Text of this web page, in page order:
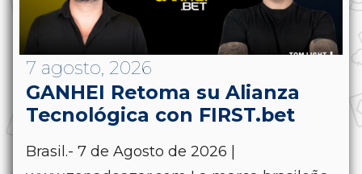
7 agosto, 2026
GANHEI Retoma su Alianza
Tecnológica con FIRST.bet
Brasil.- 7 de Agosto de 2026 |